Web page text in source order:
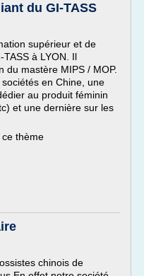
du GI-TASS
supérieur et de
à LYON. Il
du mastère MIPS / MOP.
en Chine, une
au produit féminin
et une dernière sur les
thème
chinois de